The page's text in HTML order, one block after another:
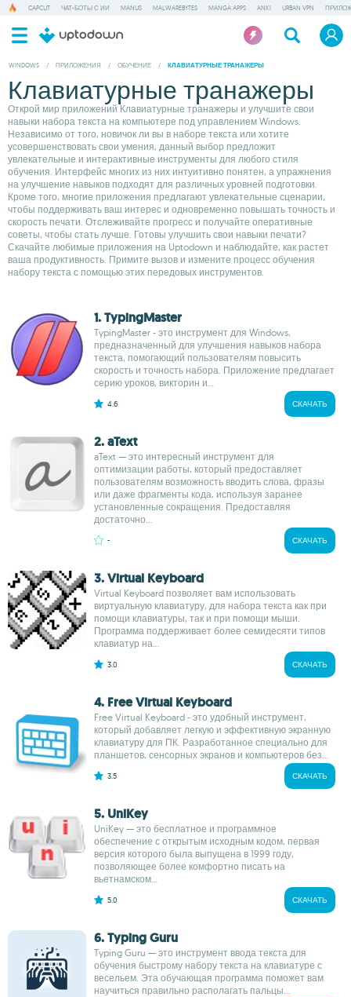
CAPCUT ЧАТ-БОТЫ С ИИ MANUS MALWAREBYTES MANGA APPS ANKI URBAN VPN
WINDOWS / ПРИЛОЖЕНИЯ / ОБУЧЕНИЕ / КЛАВИАТУРНЫЕ ТРАНАЖЕРЫ
Клавиатурные транажеры
Открой мир приложений Клавиатурные транажеры и улучшите свои
навыки набора текста на компьютере под управлением Windows.
Независимо от того, новичок ли вы в наборе текста или хотите
усовершенствовать свои умения, данный выбор предложит
увлекательные и интерактивные инструменты для любого стиля
обучения. Интерфейс многих из них интуитивно понятен, а упражнения
на улучшение навыков подходят для различных уровней подготовки.
Кроме того, многие приложения предлагают увлекательные сценарии,
чтобы поддерживать ваш интерес и одновременно повышать точность и
скорость печати. Отслеживайте прогресс и получайте оперативные
советы, чтобы стать лучше. Готовы улучшить свои навыки печати?
Скачайте любимые приложения на Uptodown и наблюдайте, как растет
ваша продуктивность. Примите вызов и измените процесс обучения
набору текста с помощью этих передовых инструментов.
1. TypingMaster
TypingMaster - это инструмент для Windows,
предназначенный для улучшения навыков набора
текста, помогающий пользователям повысить
скорость и точность набора. Приложение предлагает
серию уроков, викторин и...
4.6 СКАЧАТЬ
2. aText
aText — это интересный инструмент для
оптимизации работы, который предоставляет
пользователям возможность вводить слова, фразы
или даже фрагменты кода, используя заранее
установленные сокращения. Предоставляя
достаточно...
- СКАЧАТЬ
3. Virtual Keyboard
Virtual Keyboard позволяет вам использовать
виртуальную клавиатуру, для набора текста как при
помощи клавиатуры, так и при помощи мыши.
Программа поддерживает более семидесяти типов
клавиатур на...
3.0 СКАЧАТЬ
4. Free Virtual Keyboard
Free Virtual Keyboard - это удобный инструмент,
который добавляет легкую и эффективную экранную
клавиатуру для ПК. Разработанное специально для
планшетов, сенсорных экранов и компьютеров без...
3.5 СКАЧАТЬ
5. UniKey
UniKey — это бесплатное и программное
обеспечение с открытым исходным кодом, первая
версия которого была выпущена в 1999 году,
позволяющее более комфортно писать на
вьетнамском...
5.0 СКАЧАТЬ
6. Typing Guru
Typing Guru — это инструмент ввода текста для
обучения быстрому набору текста на клавиатуре с
весельем. Эта обучающая программа поможет вам
научиться правильно располагать пальцы...